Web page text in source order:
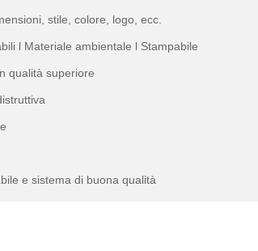
stile, colore, logo, ecc.
l Materiale ambientale l Stampabile
qualità superiore
e sistema di buona qualità